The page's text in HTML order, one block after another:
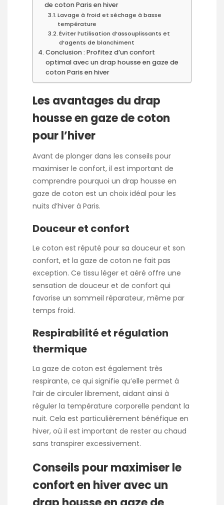
de coton Paris en hiver
Lavage à froid et séchage à basse
température
Éviter l’utilisation d’assouplissants et
d’agents de blanchiment
Conclusion : Profitez d’un confort
optimal avec un drap housse en gaze de
coton Paris en hiver
Les avantages du drap
housse en gaze de coton
pour l’hiver
Avant de plonger dans les conseils pour
maximiser le confort, il est important de
comprendre pourquoi un drap housse en
gaze de coton est un choix idéal pour les
nuits d’hiver à Paris.
Douceur et confort
Le coton est réputé pour sa douceur et son
confort, et la gaze de coton ne fait pas
exception. Ce tissu léger et aéré offre une
sensation de douceur et de confort qui
favorise un sommeil réparateur, même par
temps froid.
Respirabilité et régulation
thermique
La gaze de coton est également très
respirante, ce qui signifie qu’elle permet à
l’air de circuler librement, aidant ainsi à
réguler la température corporelle pendant la
nuit. Cela est particulièrement bénéfique en
hiver, où il est important de rester au chaud
sans transpirer excessivement.
Conseils pour maximiser le
confort en hiver avec un